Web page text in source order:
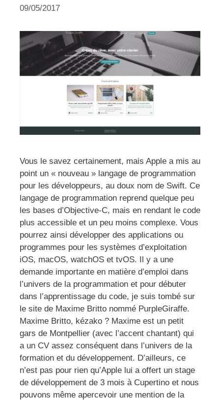
09/05/2017
Vous le savez certainement, mais Apple a mis au
point un « nouveau » langage de programmation
pour les développeurs, au doux nom de Swift. Ce
langage de programmation reprend quelque peu
les bases d’Objective-C, mais en rendant le code
plus accessible et un peu moins complexe. Vous
pourrez ainsi développer des applications ou
programmes pour les systèmes d’exploitation
iOS, macOS, watchOS et tvOS. Il y a une
demande importante en matière d’emploi dans
l’univers de la programmation et pour débuter
dans l’apprentissage du code, je suis tombé sur
le site de Maxime Britto nommé PurpleGiraffe.
Maxime Britto, kézako ? Maxime est un petit
gars de Montpellier (avec l’accent chantant) qui
a un CV assez conséquent dans l’univers de la
formation et du développement. D’ailleurs, ce
n’est pas pour rien qu’Apple lui a offert un stage
de développement de 3 mois à Cupertino et nous
pouvons même apercevoir une mention de la